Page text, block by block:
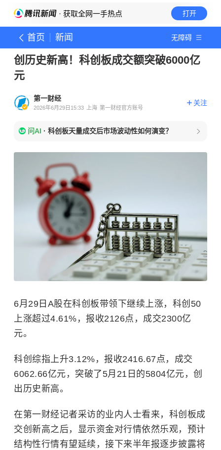
· 获取全网一手热点 打开
首页 新闻 无障碍
创历史新高！科创板成交额突破6000亿
元
第一财经
2026年6月29日15:33 上海 第一财经官方账号
关注
问AI · 科创板天量成交后市场波动性如何演变？
6月29日A股在科创板带领下继续上涨，科创50
上涨超过4.61%，报收2126点，成交2300亿
元。
科创综指上升3.12%，报收2416.67点，成交
6062.66亿元，突破了5月21日的5804亿元，创
出历史新高。
在第一财经记者采访的业内人士看来，科创板成
交创新高之后，显示资金对行情依然乐观，预计
结构性行情有望延续，接下来半年报逐步披露将